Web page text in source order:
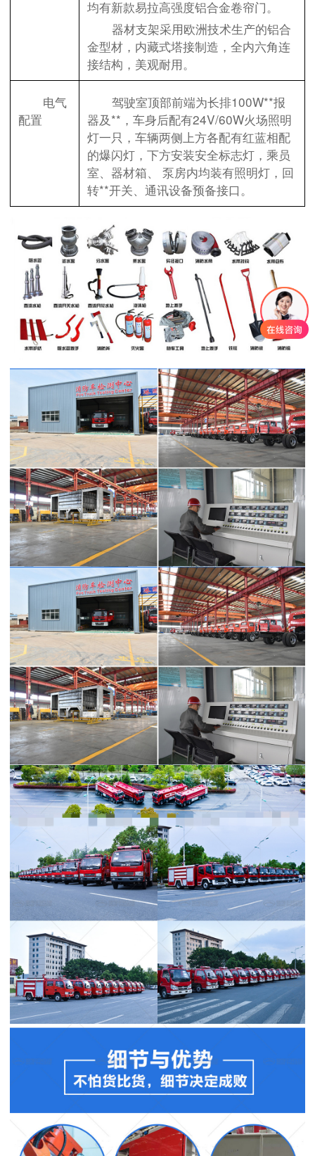
均有新款易拉高强度铝合金卷帘门。
器材支架采用欧洲技术生产的铝合
金型材，内藏式塔接制造，全内六角连
接结构，美观耐用。
电气
配置
驾驶室顶部前端为长排100W**报
器及**，车身后配有24V/60W火场照明
灯一只，车辆两侧上方各配有红蓝相配
的爆闪灯，下方安装安全标志灯，乘员
室、器材箱、 泵房内均装有照明灯，回
转**开关、通讯设备预备接口。